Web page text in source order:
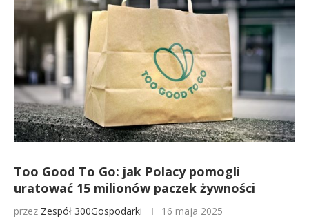
Too Good To Go: jak Polacy pomogli
uratować 15 milionów paczek żywności
przez Zespół 300Gospodarki 16 maja 2025